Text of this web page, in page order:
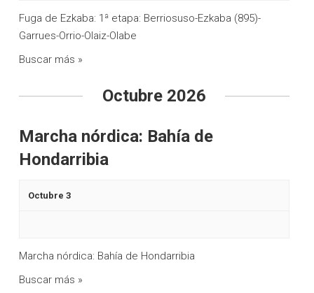
y
v
i
s
a
s
d
v
e
n
Fuga de Ezkaba: 1ª etapa: Berriosuso-Ezkaba (895)-
Garrues-Orrio-Olaiz-Olabe
Buscar más »
Octubre 2026
Marcha nórdica: Bahía de
Hondarribia
Octubre 3
Marcha nórdica: Bahía de Hondarribia
Buscar más »